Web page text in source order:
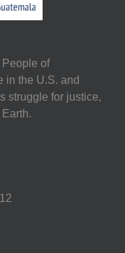
of
in the U.S. and
struggle for justice,